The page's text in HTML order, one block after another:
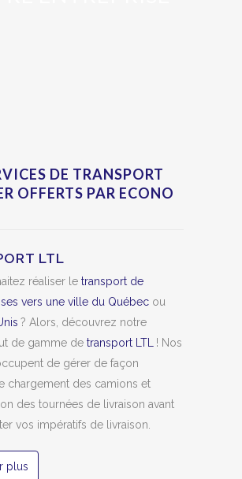
DE TRANSPORT
OFFERTS PAR ECONO
LTL
réaliser le transport de
vers une ville du Québec ou
? Alors, découvrez notre
de gamme de transport LTL ! Nos
de gérer de façon
chargement des camions et
des tournées de livraison avant
vos impératifs de livraison.
plus